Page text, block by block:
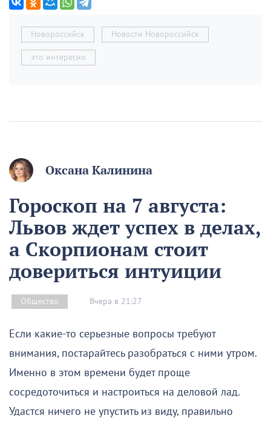
Новороссийск Новости Новороссийск
это интересно
Оксана Калинина
Гороскоп на 7 августа:
Львов ждет успех в делах,
а Скорпионам стоит
довериться интуиции
Общество Вчера в 21:27
Если какие-то серьезные вопросы требуют
внимания, постарайтесь разобраться с ними утром.
Именно в этом времени будет проще
сосредоточиться и настроиться на деловой лад.
Удастся ничего не упустить из виду, правильно